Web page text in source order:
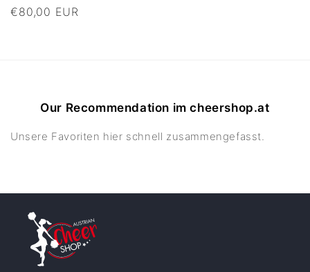
Regular
€80,00 EUR
Our Recommendation im cheershop.at
Unsere Favoriten hier schnell zusammengefasst.